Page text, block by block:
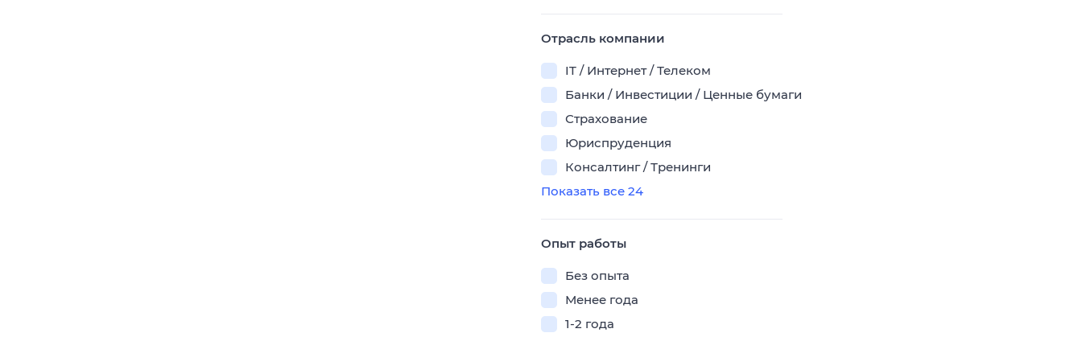
Отрасль компании
IT / Интернет / Телеком
Банки / Инвестиции / Ценные бумаги
Страхование
Юриспруденция
Консалтинг / Тренинги
Показать все 24
Опыт работы
Без опыта
Менее года
1-2 года